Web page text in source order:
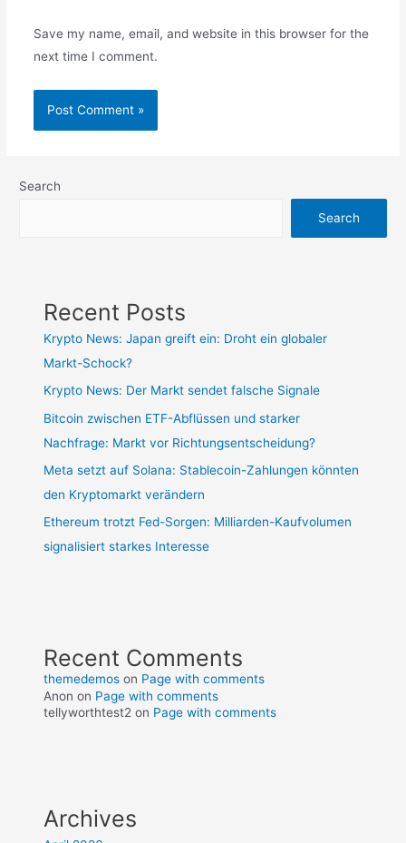
Save my name, email, and website in this browser for the
next time I comment.
Search
Search
Recent Posts
Krypto News: Japan greift ein: Droht ein globaler
Markt-Schock?
Krypto News: Der Markt sendet falsche Signale
Bitcoin zwischen ETF-Abflüssen und starker
Nachfrage: Markt vor Richtungsentscheidung?
Meta setzt auf Solana: Stablecoin-Zahlungen könnten
den Kryptomarkt verändern
Ethereum trotzt Fed-Sorgen: Milliarden-Kaufvolumen
signalisiert starkes Interesse
Recent Comments
themedemos on Page with comments
Anon on Page with comments
tellyworthtest2 on Page with comments
Archives